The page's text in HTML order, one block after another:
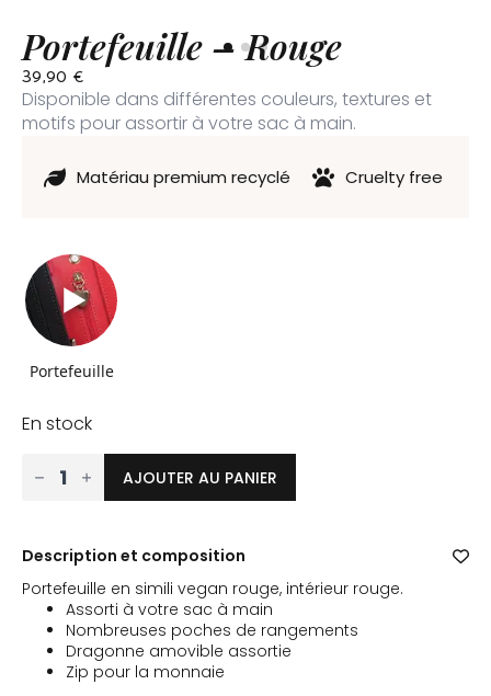
Portefeuille – Rouge
39,90 €
Disponible dans différentes couleurs, textures et
motifs pour assortir à votre sac à main.
Matériau premium recyclé Cruelty free
Portefeuille
En stock
quantité
de
Portefeuille
Rouge
AJOUTER AU PANIER
Description et composition
Portefeuille en simili vegan rouge, intérieur rouge.
Assorti à votre sac à main
Nombreuses poches de rangements
Dragonne amovible assortie
Zip pour la monnaie